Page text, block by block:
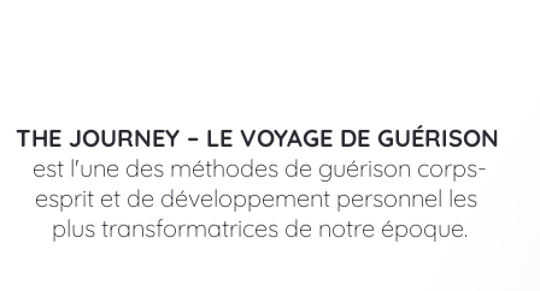
THE JOURNEY – LE VOYAGE DE GUÉRISON
est l'une des méthodes de guérison corps-
esprit et de développement personnel les
plus transformatrices de notre époque.